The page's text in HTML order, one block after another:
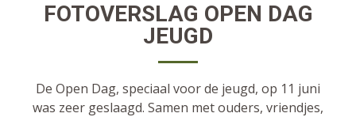
FOTOVERSLAG OPEN DAG
JEUGD
De Open Dag, speciaal voor de jeugd, op 11 juni
was zeer geslaagd. Samen met ouders, vriendjes,